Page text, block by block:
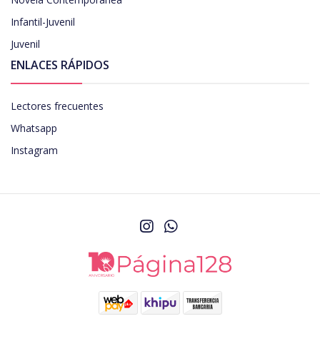
Infantil-Juvenil
Juvenil
ENLACES RÁPIDOS
Lectores frecuentes
Whatsapp
Instagram